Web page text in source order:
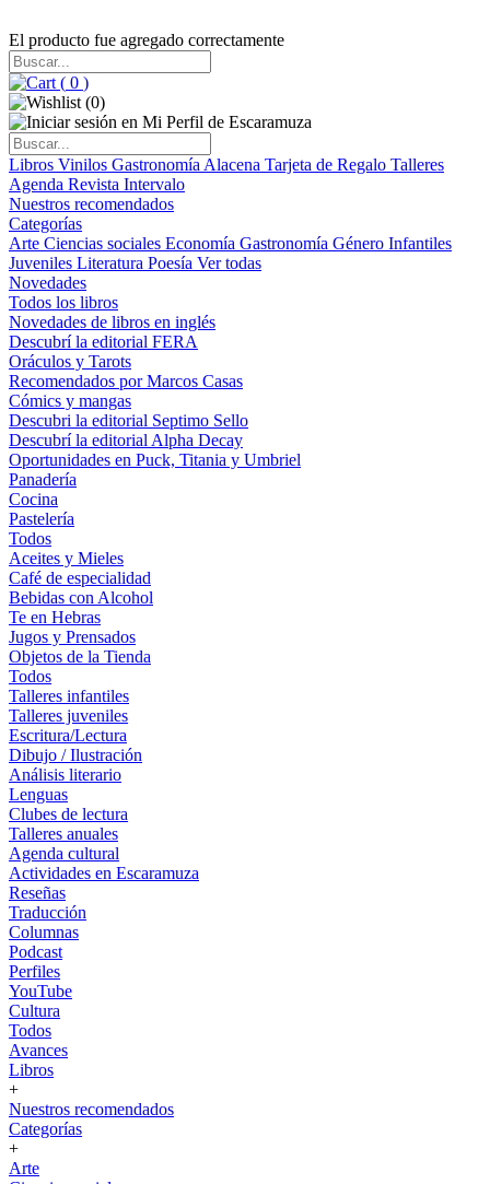
El producto fue agregado correctamente
( 0 )
(0)
Libros Vinilos Gastronomía Alacena Tarjeta de Regalo Talleres
Agenda Revista Intervalo
Nuestros recomendados
Categorías
Arte Ciencias sociales Economía Gastronomía Género Infantiles
Juveniles Literatura Poesía Ver todas
Novedades
Todos los libros
Novedades de libros en inglés
Descubrí la editorial FERA
Oráculos y Tarots
Recomendados por Marcos Casas
Cómics y mangas
Descubri la editorial Septimo Sello
Descubrí la editorial Alpha Decay
Oportunidades en Puck, Titania y Umbriel
Panadería
Cocina
Pastelería
Todos
Aceites y Mieles
Café de especialidad
Bebidas con Alcohol
Te en Hebras
Jugos y Prensados
Objetos de la Tienda
Todos
Talleres infantiles
Talleres juveniles
Escritura/Lectura
Dibujo / Ilustración
Análisis literario
Lenguas
Clubes de lectura
Talleres anuales
Agenda cultural
Actividades en Escaramuza
Reseñas
Traducción
Columnas
Podcast
Perfiles
YouTube
Cultura
Todos
Avances
Libros
+
Nuestros recomendados
Categorías
+
Arte